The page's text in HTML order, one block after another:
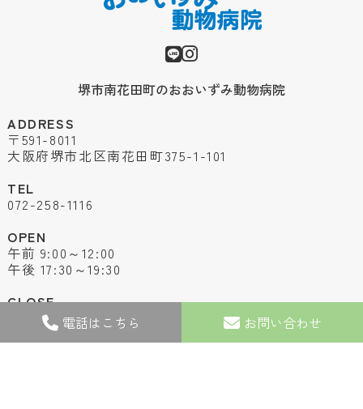
電話はこちら お問い合わせ
堺市南花田町のおおいずみ動物病院
ADDRESS
〒591-8011
大阪府堺市北区南花田町375-1-101
TEL
072-258-1116
OPEN
午前 9:00～12:00
午後 17:30～19:30
CLOSE
土曜日午後 / 日曜日・祝日